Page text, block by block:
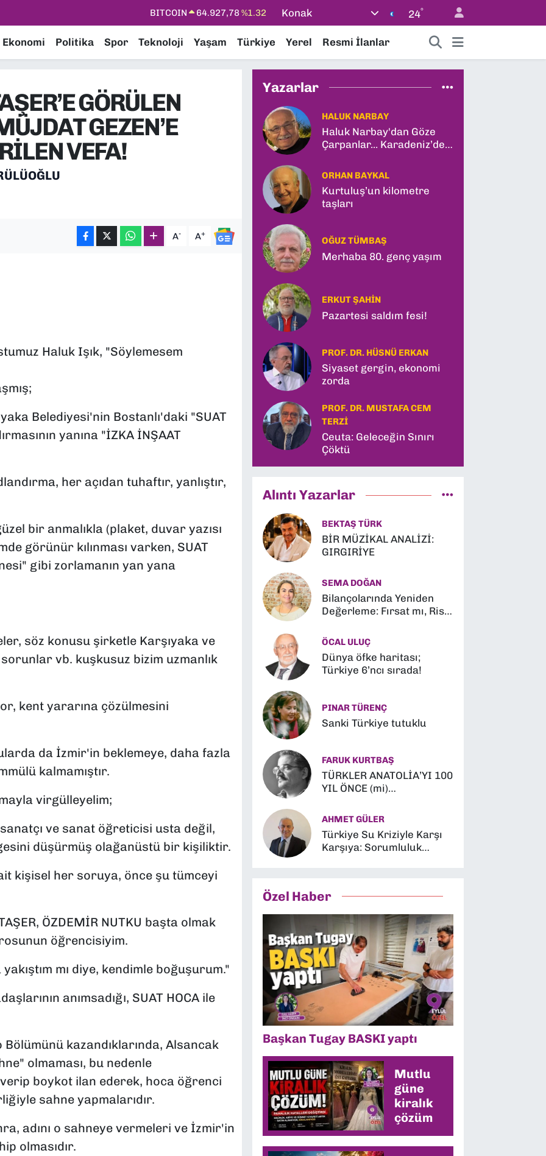
DOLAR 47,5894%0.08
EURO
55,0398
%-0.02
STERLİN
64,1581%0.16
%4.44
BİST100
Konak 24°
Ekonomi Politika Spor Teknoloji Yaşam Türkiye Yerel Resmi İlanlar
GÖRÜLEN
GEZEN’E
VEFA!
A- A+
Haluk Işık, "Söylemesem
Belediyesi'nin Bostanlı'daki "SUAT
yanına "İZKA İNŞAAT
her açıdan tuhaftır, yanlıştır,
bir anmalıkla (plaket, duvar yazısı
görünür kılınması varken, SUAT
gibi zorlamanın yan yana
söz konusu şirketle Karşıyaka ve
vb. kuşkusuz bizim uzmanlık
kent yararına çözülmesini
da İzmir'in beklemeye, daha fazla
kalmamıştır.
virgülleyelim;
ve sanat öğreticisi usta değil,
düşürmüş olağanüstü bir kişiliktir.
kişisel her soruya, önce şu tümceyi
ÖZDEMİR NUTKU başta olmak
öğrencisiyim.
mı diye, kendimle boğuşurum."
anımsadığı, SUAT HOCA ile
kazandıklarında, Alsancak
olmaması, bu nedenle
boykot ilan ederek, hoca öğrenci
sahne yapmalarıdır.
adını o sahneye vermeleri ve İzmir'in
olmasıdır.
Yazarlar
HALUK NARBAY
Haluk Narbay'dan Göze
Çarpanlar... Karadeniz’de
İlk Kadın General!
ORHAN BAYKAL
Kurtuluş’un kilometre
taşları
OĞUZ TÜMBAŞ
Merhaba 80. genç yaşım
ERKUT ŞAHIN
Pazartesi saldım fesi!
PROF. DR. HÜSNÜ ERKAN
Siyaset gergin, ekonomi
zorda
PROF. DR. MUSTAFA CEM
TERZI
Ceuta: Geleceğin Sınırı
Çöktü
Alıntı Yazarlar
BEKTAŞ TÜRK
BİR MÜZİKAL ANALİZİ:
GIRGIRİYE
SEMA DOĞAN
Bilançolarında Yeniden
Değerleme: Fırsat mı, Risk
ÖCAL ULUÇ
Dünya öfke haritası;
Türkiye 6’ncı sırada!
PINAR TÜRENÇ
Sanki Türkiye tutuklu
FARUK KURTBAŞ
TÜRKLER ANATOLİA’YI 100
YIL ÖNCE (mi)
AHMET GÜLER
Türkiye Su Kriziyle Karşı
Karşıya: Sorumluluk
Özel Haber
Başkan Tugay BASKI yaptı
Mutlu
güne
kiralık
çözüm